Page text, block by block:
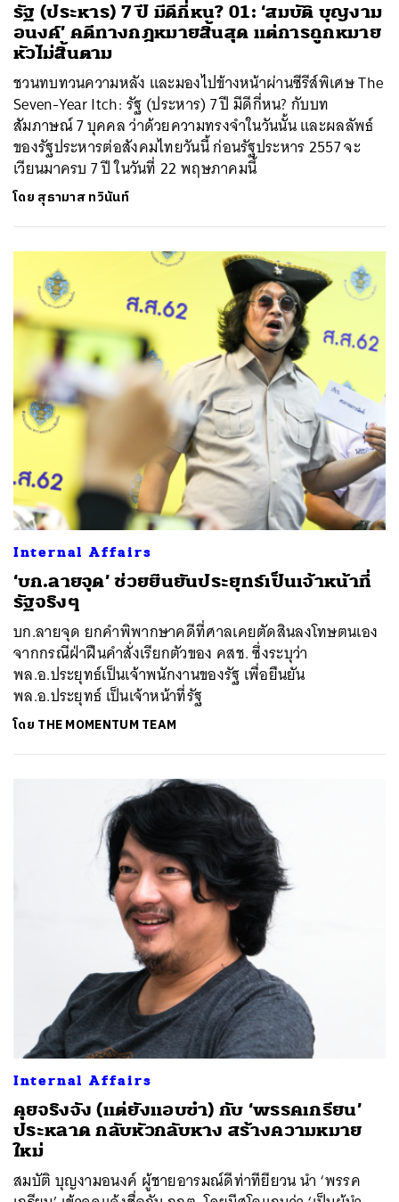
รัฐ (ประหาร) 7 ปี มีดีกี่หน? 01: ‘สมบัติ บุญงาม
อนงค์’ คดีทางกฎหมายสิ้นสุด แต่การถูกหมาย
หัวไม่สิ้นตาม
ชวนทบทวนความหลัง และมองไปข้างหน้าผ่านซีรีส์พิเศษ The
Seven-Year Itch: รัฐ (ประหาร) 7 ปี มีดีกี่หน? กับบท
สัมภาษณ์ 7 บุคคล ว่าด้วยความทรงจำในวันนั้น และผลลัพธ์
ของรัฐประหารต่อสังคมไทยวันนี้ ก่อนรัฐประหาร 2557 จะ
เวียนมาครบ 7 ปี ในวันที่ 22 พฤษภาคมนี้
โดย สุธามาส ทวินันท์
Internal Affairs
‘บก.ลายจุด’ ช่วยยืนยันประยุทธ์เป็นเจ้าหน้าที่
รัฐจริงๆ
บก.ลายจุด ยกคำพิพากษาคดีที่ศาลเคยตัดสินลงโทษตนเอง
จากกรณีฝ่าฝืนคำสั่งเรียกตัวของ คสช. ซึ่งระบุว่า
พล.อ.ประยุทธ์เป็นเจ้าพนักงานของรัฐ เพื่อยืนยัน
พล.อ.ประยุทธ์ เป็นเจ้าหน้าที่รัฐ
โดย THE MOMENTUM TEAM
Internal Affairs
คุยจริงจัง (แต่ยังแอบขำ) กับ ‘พรรคเกรียน’
ประหลาด กลับหัวกลับหาง สร้างความหมาย
ใหม่
สมบัติ บุญงามอนงค์ ผู้ชายอารมณ์ดีท่าทียียวน นำ ‘พรรค